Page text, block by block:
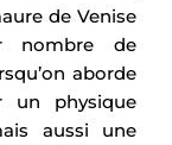
de Venise
nombre de
aborde
un physique
aussi une